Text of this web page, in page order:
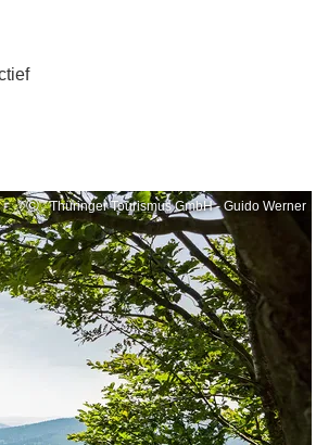
© Thüringer Tourismus GmbH - Guido Werner